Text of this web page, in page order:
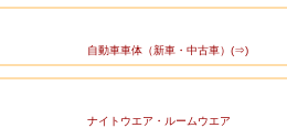
自動車車体（新車・中古車）(⇒)
ナイトウエア・ルームウエア